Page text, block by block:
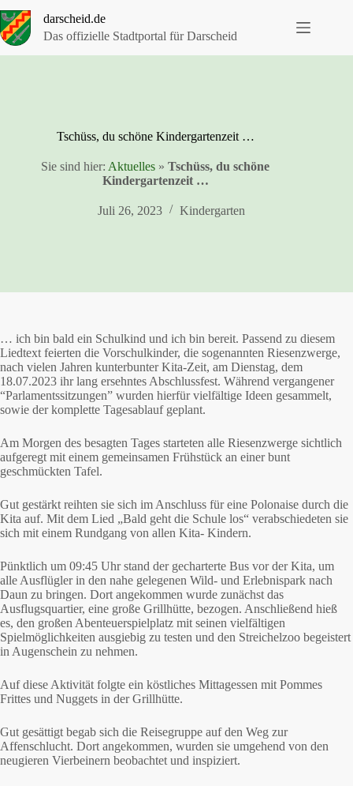
Inhalt
springen
darscheid.de
Das offizielle Stadtportal für Darscheid
Tschüss, du schöne Kindergartenzeit …
Sie sind hier: Aktuelles »Tschüss, du schöne
Kindergartenzeit …
Juli 26, 2023 Kindergarten
… ich bin bald ein Schulkind und ich bin bereit. Passend zu diesem
Liedtext feierten die Vorschulkinder, die sogenannten Riesenzwerge,
nach vielen Jahren kunterbunter Kita-Zeit, am Dienstag, dem
18.07.2023 ihr lang ersehntes Abschlussfest. Während vergangener
“Parlamentssitzungen” wurden hierfür vielfältige Ideen gesammelt,
sowie der komplette Tagesablauf geplant.
Am Morgen des besagten Tages starteten alle Riesenzwerge sichtlich
aufgeregt mit einem gemeinsamen Frühstück an einer bunt
geschmückten Tafel.
Gut gestärkt reihten sie sich im Anschluss für eine Polonaise durch die
Kita auf. Mit dem Lied „Bald geht die Schule los“ verabschiedeten sie
sich mit einem Rundgang von allen Kita- Kindern.
Pünktlich um 09:45 Uhr stand der gecharterte Bus vor der Kita, um
alle Ausflügler in den nahe gelegenen Wild- und Erlebnispark nach
Daun zu bringen. Dort angekommen wurde zunächst das
Ausflugsquartier, eine große Grillhütte, bezogen. Anschließend hieß
es, den großen Abenteuerspielplatz mit seinen vielfältigen
Spielmöglichkeiten ausgiebig zu testen und den Streichelzoo begeistert
in Augenschein zu nehmen.
Auf diese Aktivität folgte ein köstliches Mittagessen mit Pommes
Frittes und Nuggets in der Grillhütte.
Gut gesättigt begab sich die Reisegruppe auf den Weg zur
Affenschlucht. Dort angekommen, wurden sie umgehend von den
neugieren Vierbeinern beobachtet und inspiziert.